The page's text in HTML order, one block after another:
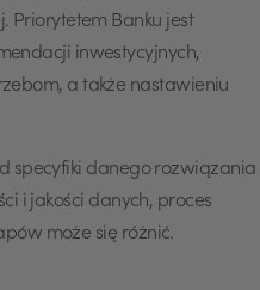
Priorytetem Banku jest
inwestycyjnych,
a także nastawieniu
specyfiki danego rozwiązania
i jakości danych, proces
może się różnić.